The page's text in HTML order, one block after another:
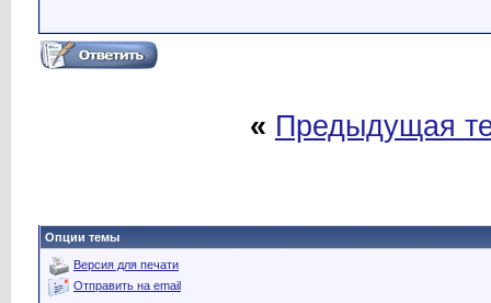
« Предыдущая
Опции темы
Версия для печати
Отправить на email